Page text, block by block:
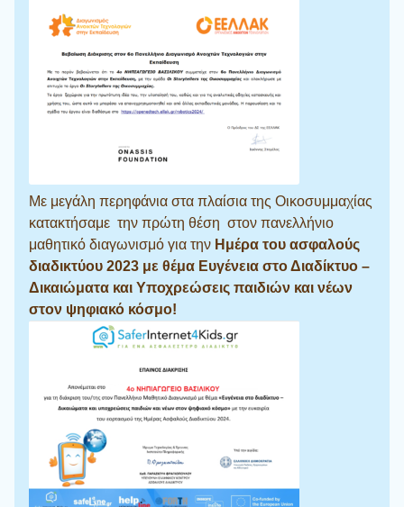
Με μεγάλη περηφάνια στα πλαίσια της Οικοσυμμαχίας
κατακτήσαμε την πρώτη θέση στον πανελλήνιο
μαθητικό διαγωνισμό για την Ημέρα του ασφαλούς
διαδικτύου 2023 με θέμα Ευγένεια στο Διαδίκτυο –
Δικαιώματα και Υποχρεώσεις παιδιών και νέων
στον ψηφιακό κόσμο!